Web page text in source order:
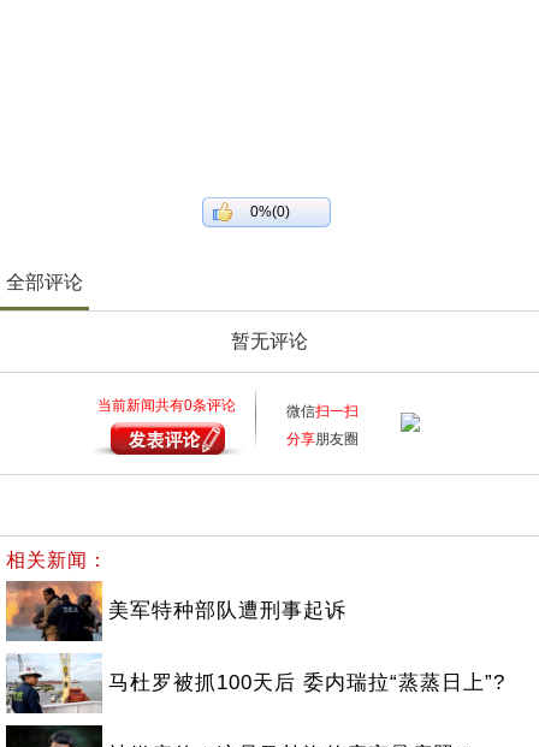
0%(0)
全部评论
暂无评论
当前新闻共有0条评论 微信扫一扫
分享朋友圈
相关新闻：
美军特种部队遭刑事起诉
马杜罗被抓100天后 委内瑞拉“蒸蒸日上”?